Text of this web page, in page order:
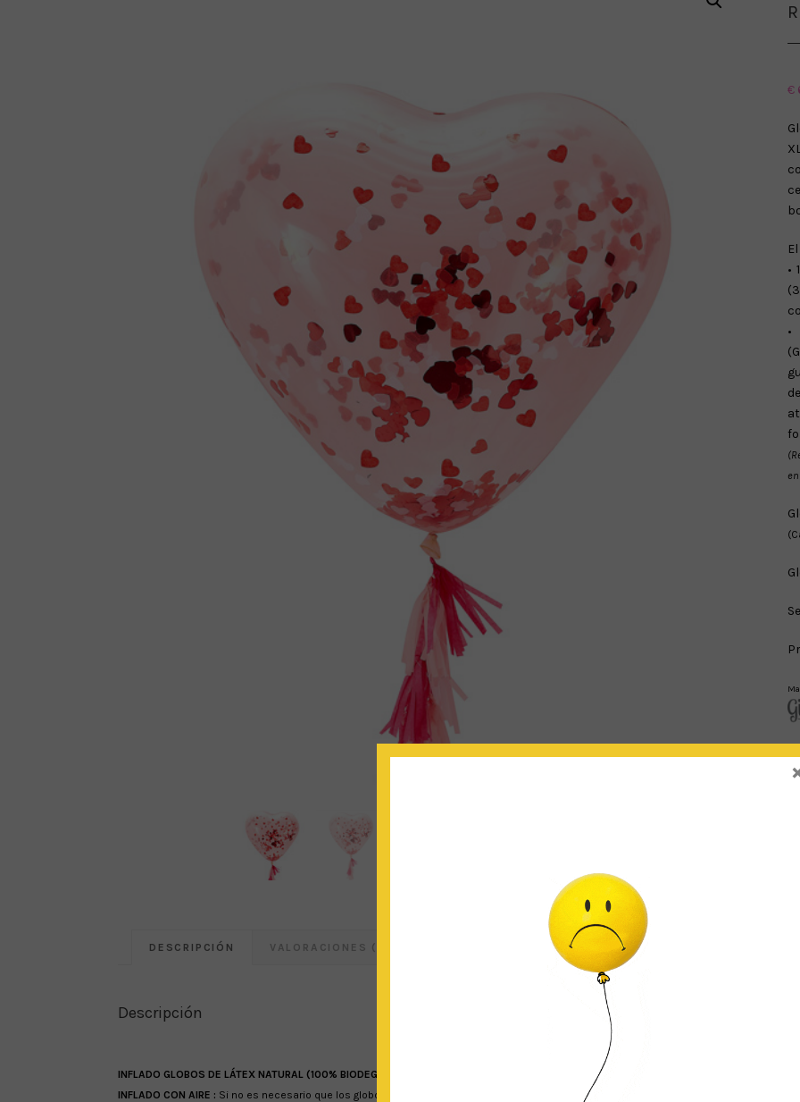
€
•
•
DESCRIPCIÓN VALORACIONES (0)
Descripción
INFLADO GLOBOS DE LÁTEX NATURAL (100% BIODEGRADABLES) :
Se pueden inflar con AIRE (no flotan) o con HELIO (flotan en el aire).
INFLADO CON AIRE : Si no es necesario que los globos floten en el aire, puedes utilizar un inflador manual o bien un compresor eléctrico.